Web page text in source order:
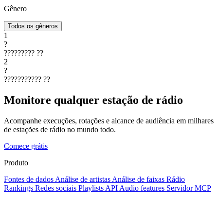
Gênero
Todos os gêneros
1
?
????????? ??
2
?
??????????? ??
Monitore qualquer estação de rádio
Acompanhe execuções, rotações e alcance de audiência em milhares
de estações de rádio no mundo todo.
Comece grátis
Produto
Fontes de dados Análise de artistas Análise de faixas Rádio
Rankings Redes sociais Playlists API Audio features Servidor MCP